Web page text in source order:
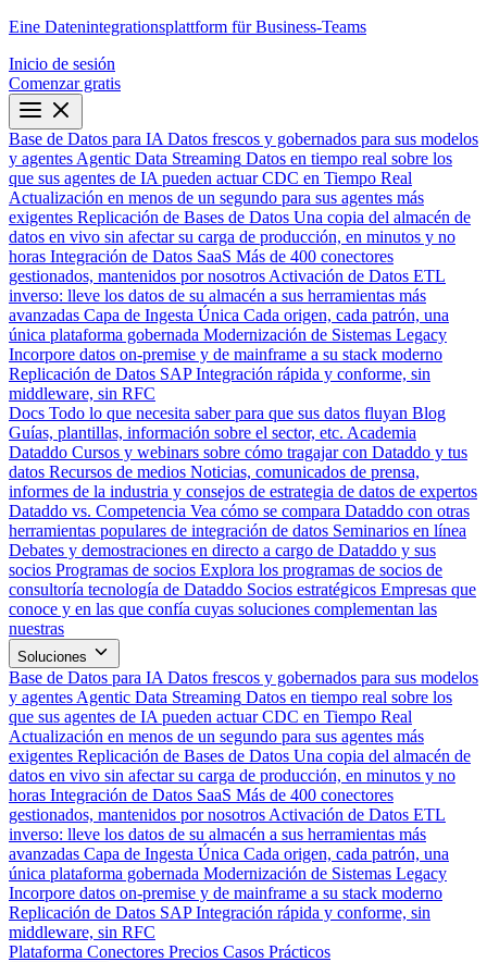
Eine Datenintegrationsplattform für Business-Teams
Inicio de sesión
Comenzar gratis
Base de Datos para IA Datos frescos y gobernados para sus modelos
y agentes Agentic Data Streaming Datos en tiempo real sobre los
que sus agentes de IA pueden actuar CDC en Tiempo Real
Actualización en menos de un segundo para sus agentes más
exigentes Replicación de Bases de Datos Una copia del almacén de
datos en vivo sin afectar su carga de producción, en minutos y no
horas Integración de Datos SaaS Más de 400 conectores
gestionados, mantenidos por nosotros Activación de Datos ETL
inverso: lleve los datos de su almacén a sus herramientas más
avanzadas Capa de Ingesta Única Cada origen, cada patrón, una
única plataforma gobernada Modernización de Sistemas Legacy
Incorpore datos on-premise y de mainframe a su stack moderno
Replicación de Datos SAP Integración rápida y conforme, sin
middleware, sin RFC
Docs Todo lo que necesita saber para que sus datos fluyan Blog
Guías, plantillas, información sobre el sector, etc. Academia
Dataddo Cursos y webinars sobre cómo tragajar con Dataddo y tus
datos Recursos de medios Noticias, comunicados de prensa,
informes de la industria y consejos de estrategia de datos de expertos
Dataddo vs. Competencia Vea cómo se compara Dataddo con otras
herramientas populares de integración de datos Seminarios en línea
Debates y demostraciones en directo a cargo de Dataddo y sus
socios Programas de socios Explora los programas de socios de
consultoría tecnología de Dataddo Socios estratégicos Empresas que
conoce y en las que confía cuyas soluciones complementan las
nuestras
Soluciones
Base de Datos para IA Datos frescos y gobernados para sus modelos
y agentes Agentic Data Streaming Datos en tiempo real sobre los
que sus agentes de IA pueden actuar CDC en Tiempo Real
Actualización en menos de un segundo para sus agentes más
exigentes Replicación de Bases de Datos Una copia del almacén de
datos en vivo sin afectar su carga de producción, en minutos y no
horas Integración de Datos SaaS Más de 400 conectores
gestionados, mantenidos por nosotros Activación de Datos ETL
inverso: lleve los datos de su almacén a sus herramientas más
avanzadas Capa de Ingesta Única Cada origen, cada patrón, una
única plataforma gobernada Modernización de Sistemas Legacy
Incorpore datos on-premise y de mainframe a su stack moderno
Replicación de Datos SAP Integración rápida y conforme, sin
middleware, sin RFC
Plataforma Conectores Precios Casos Prácticos